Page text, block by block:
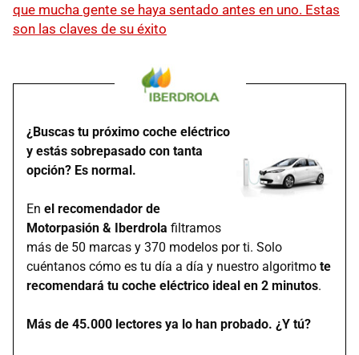
que mucha gente se haya sentado antes en uno. Estas
son las claves de su éxito
¿Buscas tu próximo coche eléctrico
y estás sobrepasado con tanta
opción? Es normal.
En el recomendador de
Motorpasión & Iberdrola filtramos
más de 50 marcas y 370 modelos por ti. Solo
cuéntanos cómo es tu día a día y nuestro algoritmo te
recomendará tu coche eléctrico ideal en 2 minutos.
Más de 45.000 lectores ya lo han probado. ¿Y tú?